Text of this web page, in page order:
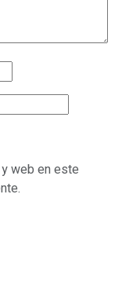
web en este